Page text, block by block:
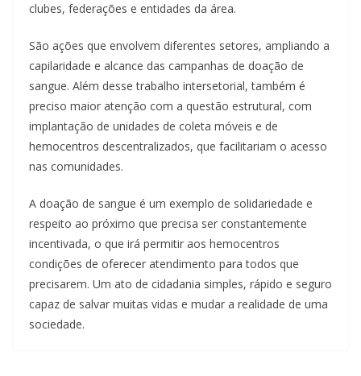
clubes, federações e entidades da área.
São ações que envolvem diferentes setores, ampliando a
capilaridade e alcance das campanhas de doação de
sangue. Além desse trabalho intersetorial, também é
preciso maior atenção com a questão estrutural, com
implantação de unidades de coleta móveis e de
hemocentros descentralizados, que facilitariam o acesso
nas comunidades.
A doação de sangue é um exemplo de solidariedade e
respeito ao próximo que precisa ser constantemente
incentivada, o que irá permitir aos hemocentros
condições de oferecer atendimento para todos que
precisarem. Um ato de cidadania simples, rápido e seguro
capaz de salvar muitas vidas e mudar a realidade de uma
sociedade.